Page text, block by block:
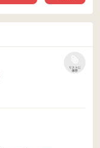
リストに
保存